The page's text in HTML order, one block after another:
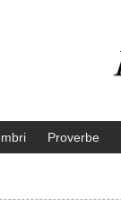
Proverbe